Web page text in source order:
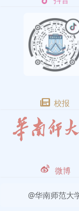
校报
微博
@华南师范大